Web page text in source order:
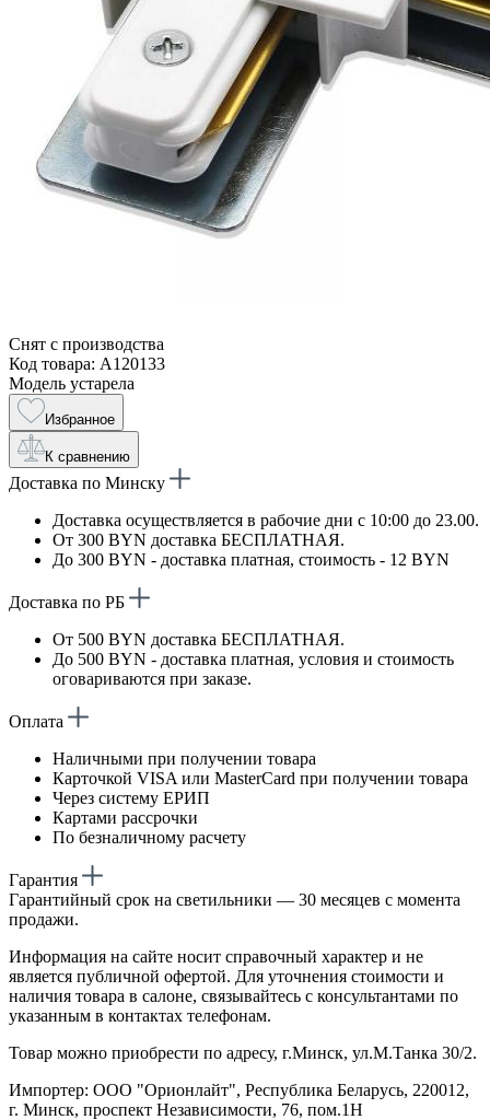
Снят с производства
Код товара: A120133
Модель устарела
Избранное
К сравнению
Доставка по Минску
Доставка осуществляется в рабочие дни с 10:00 до 23.00.
От 300 BYN доставка БЕСПЛАТНАЯ.
До 300 BYN - доставка платная, стоимость - 12 BYN
Доставка по РБ
От 500 BYN доставка БЕСПЛАТНАЯ.
До 500 BYN - доставка платная, условия и стоимость
оговариваются при заказе.
Оплата
Наличными при получении товара
Карточкой VISA или MasterCard при получении товара
Через систему ЕРИП
Картами рассрочки
По безналичному расчету
Гарантия
Гарантийный срок на светильники — 30 месяцев с момента
продажи.
Информация на сайте носит справочный характер и не
является публичной офертой. Для уточнения стоимости и
наличия товара в салоне, связывайтесь с консультантами по
указанным в контактах телефонам.
Товар можно приобрести по адресу, г.Минск, ул.М.Танка 30/2.
Импортер: ООО "Орионлайт", Республика Беларусь, 220012,
г. Минск, проспект Независимости, 76, пом.1Н